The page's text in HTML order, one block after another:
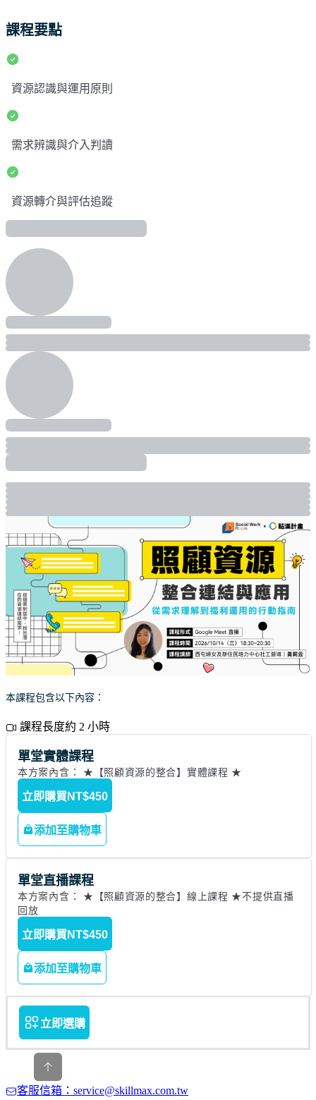
課程要點
資源認識與運用原則
需求辨識與介入判讀
資源轉介與評估追蹤
本課程包含以下內容：
課程長度約 2 小時
單堂實體課程
本方案內含： ★【照顧資源的整合】實體課程 ★
立即購買 NT$450
添加至購物車
單堂直播課程
本方案內含： ★【照顧資源的整合】線上課程 ★不提供直播
回放
立即購買 NT$450
添加至購物車
立即選購
客服信箱：service@skillmax.com.tw